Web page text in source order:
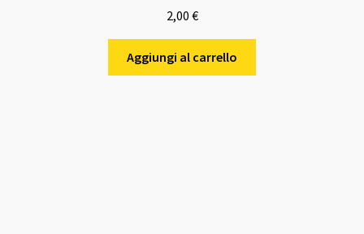
2,00 €
Aggiungi al carrello